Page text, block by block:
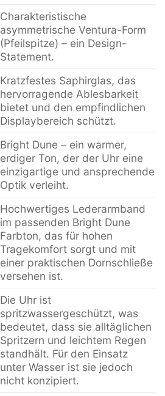
Charakteristische
asymmetrische Ventura-Form
(Pfeilspitze) – ein Design-
Statement.
Kratzfestes Saphirglas, das
hervorragende Ablesbarkeit
bietet und den empfindlichen
Displaybereich schützt.
Bright Dune – ein warmer,
erdiger Ton, der der Uhr eine
einzigartige und ansprechende
Optik verleiht.
Hochwertiges Lederarmband
im passenden Bright Dune
Farbton, das für hohen
Tragekomfort sorgt und mit
einer praktischen Dornschließe
versehen ist.
Die Uhr ist
spritzwassergeschützt, was
bedeutet, dass sie alltäglichen
Spritzern und leichtem Regen
standhält. Für den Einsatz
unter Wasser ist sie jedoch
nicht konzipiert.